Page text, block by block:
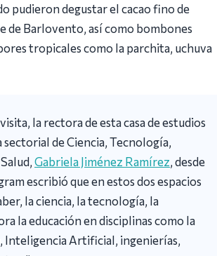
pudieron degustar el cacao fino de
de Barlovento, así como bombones
tropicales como la parchita, uchuva
la rectora de esta casa de estudios
de Ciencia, Tecnología,
Gabriela Jiménez Ramírez , desde
escribió que en estos dos espacios
la ciencia, la tecnología, la
la educación en disciplinas como la
Inteligencia Artificial, ingenierías,